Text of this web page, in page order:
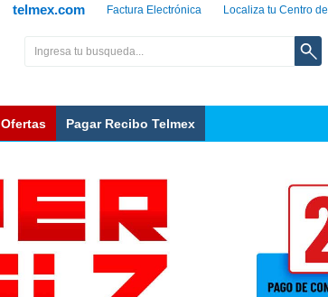
Localiza tu Centro
Factura Electrónica
telmex.com
Ofertas Pagar Recibo Telmex